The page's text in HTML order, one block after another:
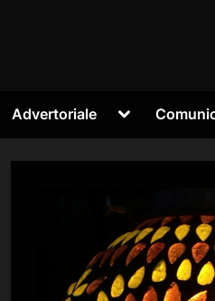
Advertoriale
Toggle
menu